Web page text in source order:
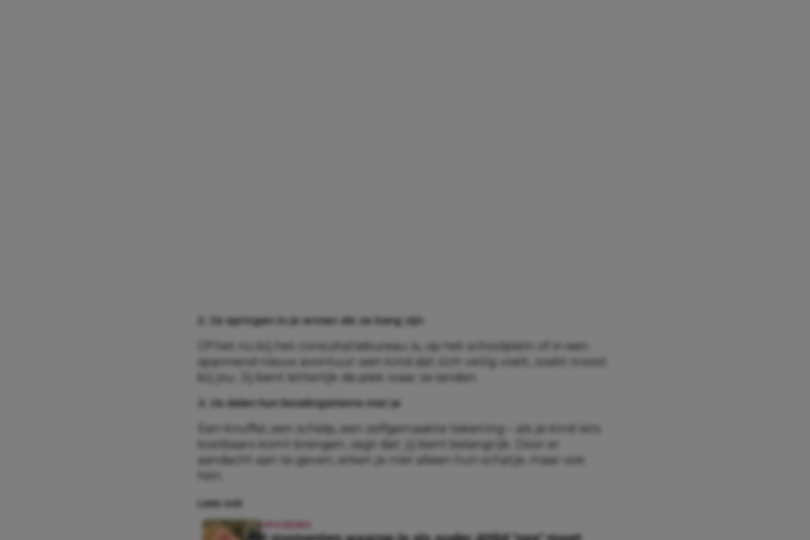
2. Ze springen in je armen als ze bang zijn
Of het nu bij het consultatiebureau is, op het schoolplein of in een
spannend nieuw avontuur: een kind dat zich veilig voelt, zoekt troost
bij jou. Jij bent letterlijk de plek waar ze landen.
3. Ze delen hun lievelingsitems met je
Een knuffel, een schelp, een zelfgemaakte tekening – als je kind iets
kostbaars komt brengen, zegt dat: jij bent belangrijk. Door er
aandacht aan te geven, erken je niet alleen hun schatje, maar ook
hén.
Lees ook